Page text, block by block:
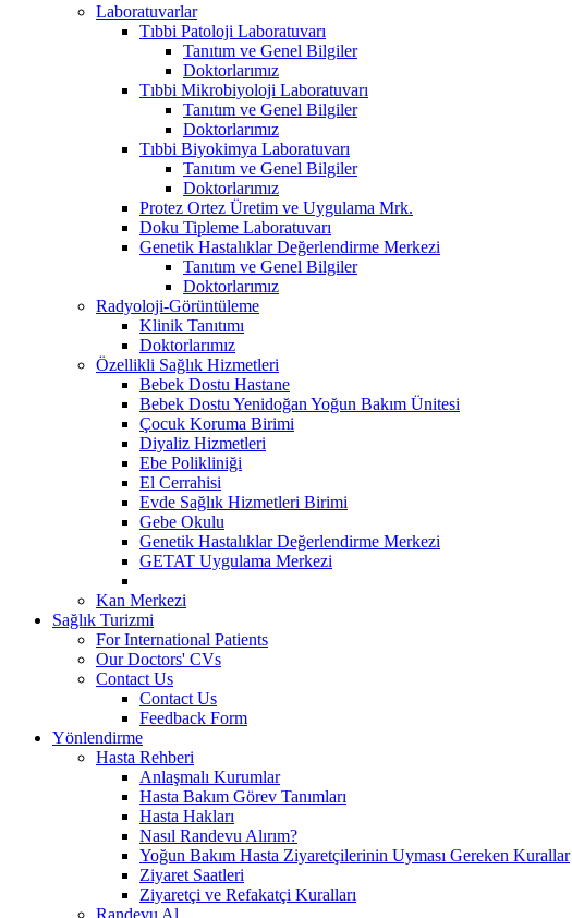
Laboratuvarlar
Tıbbi Patoloji Laboratuvarı
Tanıtım ve Genel Bilgiler
Doktorlarımız
Tıbbi Mikrobiyoloji Laboratuvarı
Tanıtım ve Genel Bilgiler
Doktorlarımız
Tıbbi Biyokimya Laboratuvarı
Tanıtım ve Genel Bilgiler
Doktorlarımız
Protez Ortez Üretim ve Uygulama Mrk.
Doku Tipleme Laboratuvarı
Genetik Hastalıklar Değerlendirme Merkezi
Tanıtım ve Genel Bilgiler
Doktorlarımız
Radyoloji-Görüntüleme
Klinik Tanıtımı
Doktorlarımız
Özellikli Sağlık Hizmetleri
Bebek Dostu Hastane
Bebek Dostu Yenidoğan Yoğun Bakım Ünitesi
Çocuk Koruma Birimi
Diyaliz Hizmetleri
Ebe Polikliniği
El Cerrahisi
Evde Sağlık Hizmetleri Birimi
Gebe Okulu
Genetik Hastalıklar Değerlendirme Merkezi
GETAT Uygulama Merkezi
Kan Merkezi
Sağlık Turizmi
For International Patients
Our Doctors' CVs
Contact Us
Contact Us
Feedback Form
Yönlendirme
Hasta Rehberi
Anlaşmalı Kurumlar
Hasta Bakım Görev Tanımları
Hasta Hakları
Nasıl Randevu Alırım?
Yoğun Bakım Hasta Ziyaretçilerinin Uyması Gereken Kurallar
Ziyaret Saatleri
Ziyaretçi ve Refakatçi Kuralları
Randevu Al